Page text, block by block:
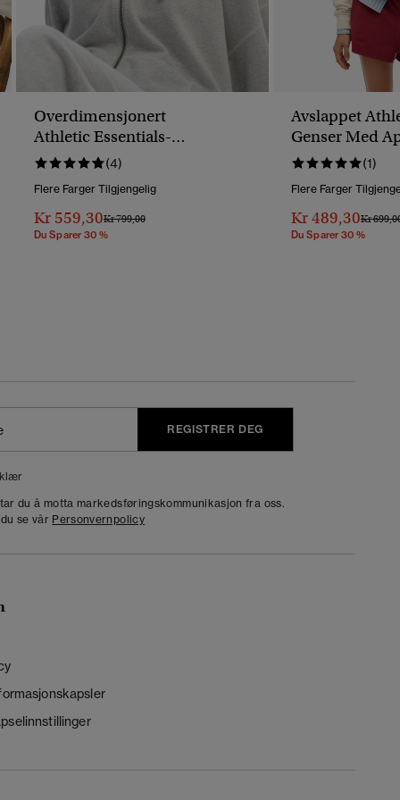
Overdimensjonert
Athletic Essentials-
Hettegenser Med Glidelås
(4)
Flere Farger Tilgjengelig
Kr 559,30Pris Nedsatt Fra
Kr 799,00Til
Du Sparer 30 %
Avslappet
Genser Med
(1)
Flere Farger
Kr 489,30Pris
Kr
Du Sparer 30 %
REGISTRER DEG
du å motta markedsføringskommunikasjon fra oss.
se vår Personvernpolicy